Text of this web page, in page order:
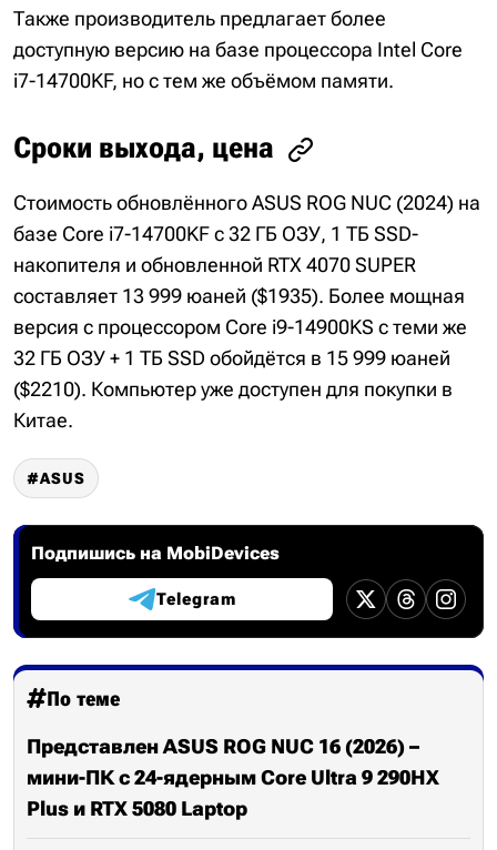
Также производитель предлагает более
доступную версию на базе процессора Intel Core
i7-14700KF, но с тем же объёмом памяти.
Сроки выхода, цена
Стоимость обновлённого ASUS ROG NUC (2024) на
базе Core i7-14700KF с 32 ГБ ОЗУ, 1 ТБ SSD-
накопителя и обновленной RTX 4070 SUPER
составляет 13 999 юаней ($1935). Более мощная
версия с процессором Core i9-14900KS с теми же
32 ГБ ОЗУ + 1 ТБ SSD обойдётся в 15 999 юаней
($2210). Компьютер уже доступен для покупки в
Китае.
ASUS
Подпишись на MobiDevices
Telegram
По теме
Представлен ASUS ROG NUC 16 (2026) –
мини-ПК c 24-ядерным Core Ultra 9 290HX
Plus и RTX 5080 Laptop